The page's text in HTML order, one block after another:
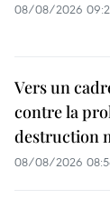
08/08/2026
Vers un
contre la
destruction
08/08/2026